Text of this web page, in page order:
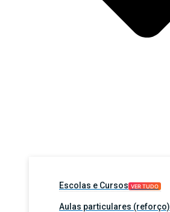
Escolas e Cursos VER TUDO
Aulas particulares (reforço)